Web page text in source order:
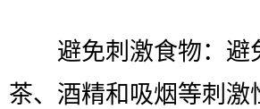
避免刺激食物：避
茶、酒精和吸烟等刺激